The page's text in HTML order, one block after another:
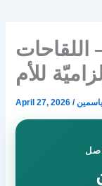
للأم
ياسمين/
April 27, 2026